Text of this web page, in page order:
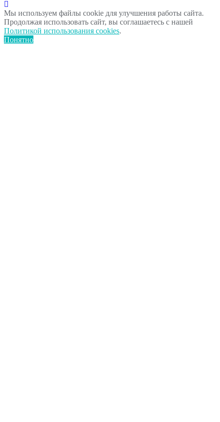
Мы используем файлы cookie для улучшения работы сайта.
Продолжая использовать сайт, вы соглашаетесь с нашей
Политикой использования cookies.
Понятно